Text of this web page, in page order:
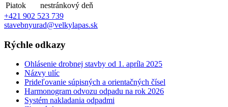
Piatok
nestránkový deň
+421 902 523 739
stavebnyurad@velkylapas.sk
Rýchle odkazy
Ohlásenie drobnej stavby od 1. apríla 2025
Názvy ulíc
Prideľovanie súpisných a orientačných čísel
Harmonogram odvozu odpadu na rok 2026
Systém nakladania odpadmi